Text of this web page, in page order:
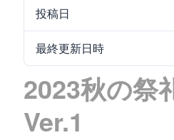
投稿日
最終更新日時
2023秋の祭
Ver.1